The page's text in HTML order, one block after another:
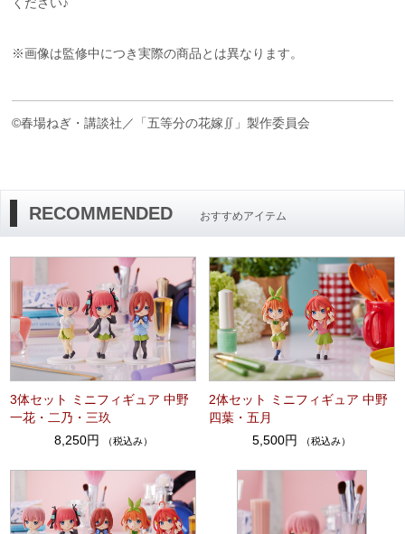
※画像は監修中につき実際の商品とは異なります。
©春場ねぎ・講談社／「五等分の花嫁∬」製作委員会
RECOMMENDED おすすめアイテム
3体セット ミニフィギュア 中野
一花・二乃・三玖
8,250円
（税込み）
2体セット ミニフィギュア 中野
四葉・五月
5,500円
（税込み）